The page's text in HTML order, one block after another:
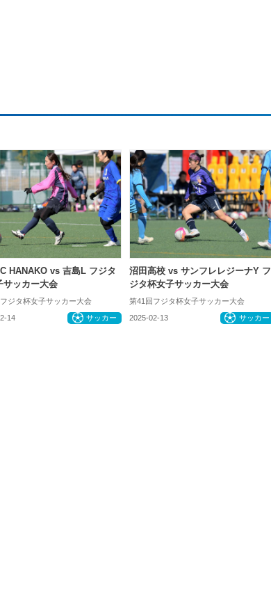
HANAKO vs 吉島L フジタ
サッカー大会
ジタ杯女子サッカー大会
14 サッカー
沼田高校 vs サンフレレジーナY フ
ジタ杯女子サッカー大会
第41回フジタ杯女子サッカー大会
2025-02-13 サッカー